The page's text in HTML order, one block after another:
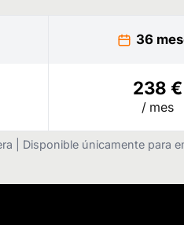
36
238 €
/ mes
| Disponible únicamente para